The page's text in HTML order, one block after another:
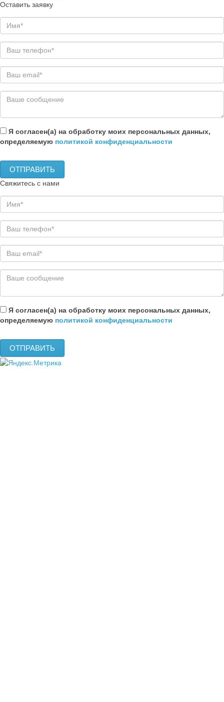
Оставить заявку
Я согласен(а) на обработку моих персональных данных,
определяемую политикой конфиденциальности
Свяжитесь с нами
Я согласен(а) на обработку моих персональных данных,
определяемую политикой конфиденциальности